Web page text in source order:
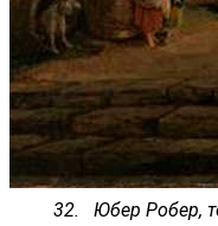
32. Юбер Робер,